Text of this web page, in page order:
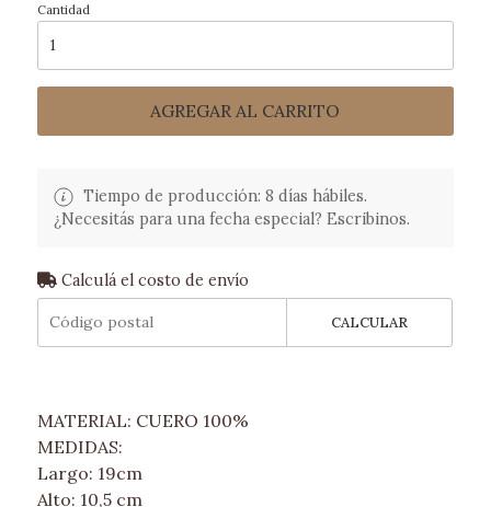
Cantidad
AGREGAR AL CARRITO
Tiempo de producción: 8 días hábiles.
¿Necesitás para una fecha especial? Escribinos.
Calculá el costo de envío
CALCULAR
MATERIAL: CUERO 100%
MEDIDAS:
Largo: 19cm
Alto: 10,5 cm